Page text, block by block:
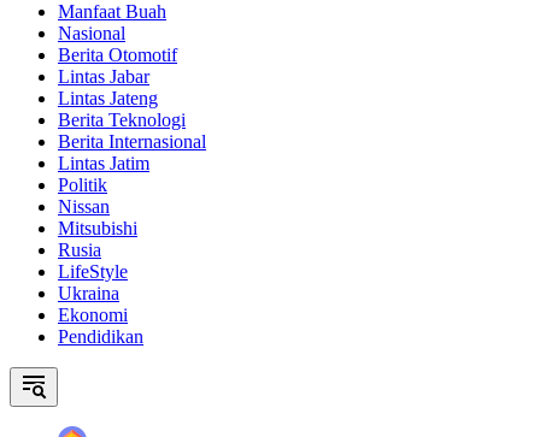
Manfaat Buah
Nasional
Berita Otomotif
Lintas Jabar
Lintas Jateng
Berita Teknologi
Berita Internasional
Lintas Jatim
Politik
Nissan
Mitsubishi
Rusia
LifeStyle
Ukraina
Ekonomi
Pendidikan